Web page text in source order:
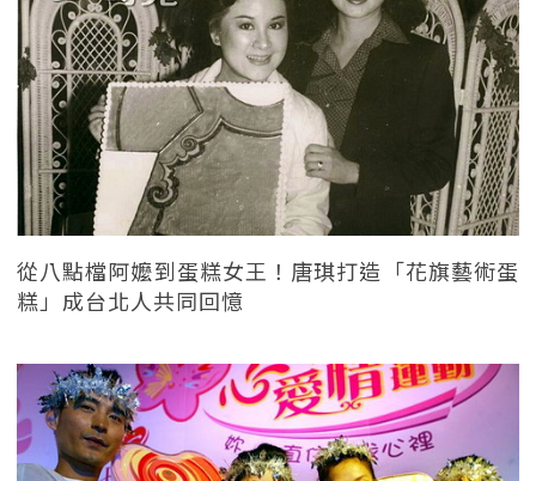
從八點檔阿嬤到蛋糕女王！唐琪打造「花旗藝術蛋
糕」成台北人共同回憶